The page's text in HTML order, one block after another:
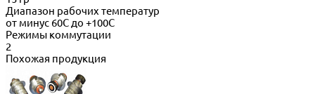
Диапазон рабочих температур
от минус 60С до +100С
Режимы коммутации
2
Похожая продукция